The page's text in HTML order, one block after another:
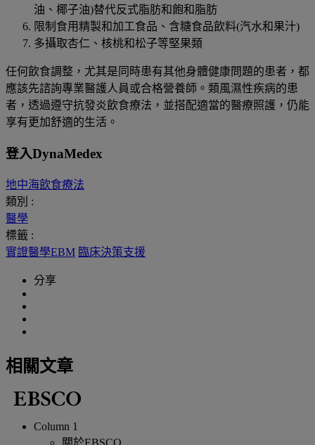
油、椰子油)替代反式脂肪和飽和脂肪
限制食用精製和加工食品、含糖食品飲料(汽水和果汁)
多攝取杏仁、核桃和松子等堅果類
任何飲食調整，尤其是同時患有其他身體健康問題的患者，都
應該先諮詢專業醫護人員或合格營養師。類風濕性疾病的患
者，透過遵守抗發炎飲食療法，並搭配適當的醫療照護，仍能
享有更加舒適的生活。
登入DynaMedex
地中海飲食療法
類別 :
醫學
標籤 :
實證醫學EBM 臨床決策支援
分享
相關文章
Column 1
關於EBSCO